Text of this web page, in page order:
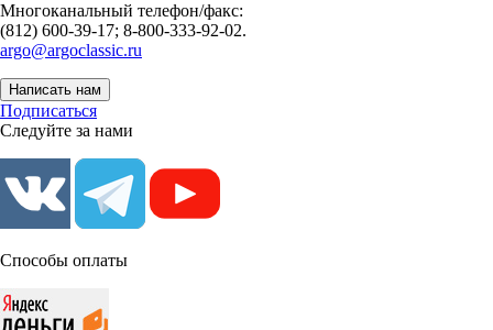
Многоканальный телефон/факс:
(812) 600-39-17; 8-800-333-92-02.
argo@argoclassic.ru
Написать нам
Подписаться
Следуйте за нами
Способы оплаты